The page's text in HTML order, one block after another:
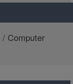
/ Computer